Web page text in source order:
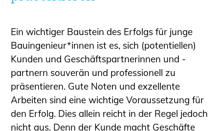
Veranstaltungsformate
Unsere Publikationen
Informationen für Fortbildungsträger
Anträge, Anzeigen, Formulare
Fortbildung/Seminare
Informationen für Ingenieurinnen
Ein wichtiger Baustein des Erfolgs für junge
Bauingenieur*innen ist es, sich (potentiellen)
Kunden und Geschäftspartnerinnen und -
partnern souverän und professionell zu
präsentieren. Gute Noten und exzellente
Arbeiten sind eine wichtige Voraussetzung für
den Erfolg. Dies allein reicht in der Regel jedoch
nicht aus. Denn der Kunde macht Geschäfte